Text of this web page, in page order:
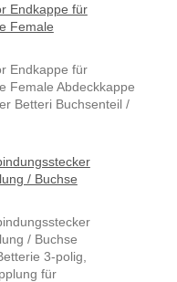
Endkappe für
Female
Endkappe für
Female Abdeckkappe
Betteri Buchsenteil /
/ Buchse
/ Buchse
3-polig,
für